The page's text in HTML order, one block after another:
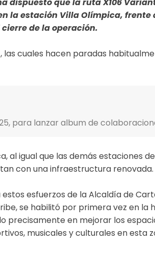
la estación Villa Olímpica, frente
de la operación.
las cuales hacen paradas
para lanzar album de
al igual que las demás estaciones
con una infraestructura renovada.
esfuerzos de la Alcaldía de
se habilitó por primera vez en la
precisamente en mejorar los
musicales y culturales en esta